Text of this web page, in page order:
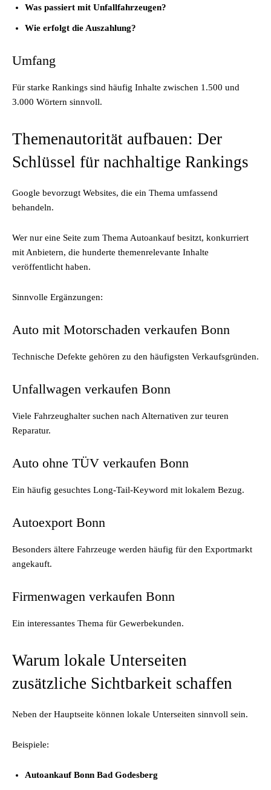
Was passiert mit Unfallfahrzeugen?
Wie erfolgt die Auszahlung?
Umfang
Für starke Rankings sind häufig Inhalte zwischen 1.500 und
3.000 Wörtern sinnvoll.
Themenautorität aufbauen: Der
Schlüssel für nachhaltige Rankings
Google bevorzugt Websites, die ein Thema umfassend
behandeln.
Wer nur eine Seite zum Thema Autoankauf besitzt, konkurriert
mit Anbietern, die hunderte themenrelevante Inhalte
veröffentlicht haben.
Sinnvolle Ergänzungen:
Auto mit Motorschaden verkaufen Bonn
Technische Defekte gehören zu den häufigsten Verkaufsgründen.
Unfallwagen verkaufen Bonn
Viele Fahrzeughalter suchen nach Alternativen zur teuren
Reparatur.
Auto ohne TÜV verkaufen Bonn
Ein häufig gesuchtes Long-Tail-Keyword mit lokalem Bezug.
Autoexport Bonn
Besonders ältere Fahrzeuge werden häufig für den Exportmarkt
angekauft.
Firmenwagen verkaufen Bonn
Ein interessantes Thema für Gewerbekunden.
Warum lokale Unterseiten
zusätzliche Sichtbarkeit schaffen
Neben der Hauptseite können lokale Unterseiten sinnvoll sein.
Beispiele:
Autoankauf Bonn Bad Godesberg